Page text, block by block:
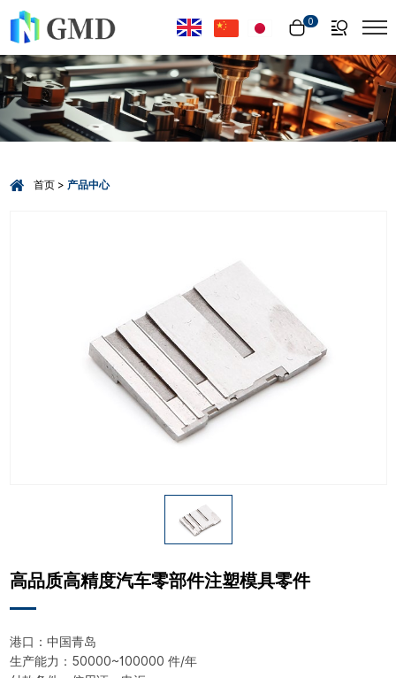
Select Language ▼ 0
首页 产品中心
高品质高精度汽车零部件注塑模具零件
港口：中国青岛
生产能力：50000~100000 件/年